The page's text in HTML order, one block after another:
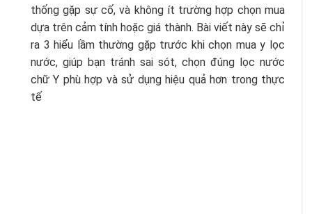
thống gặp sự cố, và không ít trường hợp chọn mua
dựa trên cảm tính hoặc giá thành. Bài viết này sẽ chỉ
ra 3 hiểu lầm thường gặp trước khi chọn mua y lọc
nước, giúp bạn tránh sai sót, chọn đúng lọc nước
chữ Y phù hợp và sử dụng hiệu quả hơn trong thực
tế